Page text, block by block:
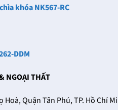
khóa NK567-RC
DDM
NGOẠI THẤT
Quận Tân Phú, TP. Hồ Chí